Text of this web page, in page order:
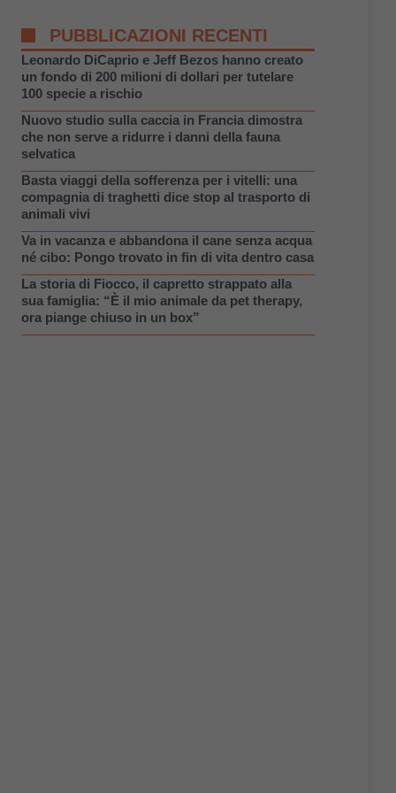
PUBBLICAZIONI RECENTI
Leonardo DiCaprio e Jeff Bezos hanno creato
un fondo di 200 milioni di dollari per tutelare
100 specie a rischio
Nuovo studio sulla caccia in Francia dimostra
che non serve a ridurre i danni della fauna
selvatica
Basta viaggi della sofferenza per i vitelli: una
compagnia di traghetti dice stop al trasporto di
animali vivi
Va in vacanza e abbandona il cane senza acqua
né cibo: Pongo trovato in fin di vita dentro casa
La storia di Fiocco, il capretto strappato alla
sua famiglia: “È il mio animale da pet therapy,
ora piange chiuso in un box”